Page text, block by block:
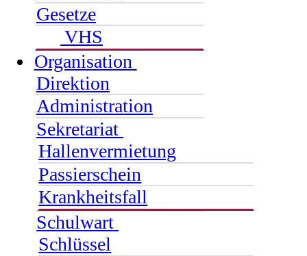
Gesetze
VHS
Organisation
Direktion
Administration
Sekretariat
Hallenvermietung
Passierschein
Krankheitsfall
Schulwart
Schlüssel